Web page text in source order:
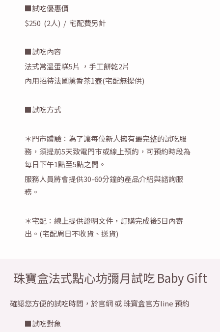
■試吃優惠價
$250 (2人) / 宅配費另計
■試吃內容
法式常溫蛋糕5片 ，手工餅乾2片
內用招待法國薰香茶1壺(宅配無提供)
■試吃方式
＊門市體驗：為了讓每位新人擁有最完整的試吃服
務，須提前5天致電門市或線上預約，可預約時段為
每日下午1點至5點之間。
服務人員將會提供30-60分鐘的產品介紹與諮詢服
務。
＊宅配：線上提供證明文件，訂購完成後5日內寄
出。(宅配周日不收貨、送貨)
珠寶盒法式點心坊彌月試吃 Baby Gift
確認您方便的試吃時間，於官網 或 珠寶盒官方line 預約
■試吃對象